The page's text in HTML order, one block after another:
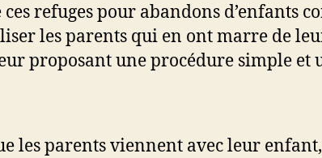
ces refuges pour abandons d’enfants
les parents qui en ont marre de
proposant une procédure simple et
les parents viennent avec leur enfant,